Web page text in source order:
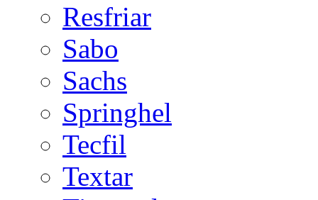
Resfriar
Sabo
Sachs
Springhel
Tecfil
Textar